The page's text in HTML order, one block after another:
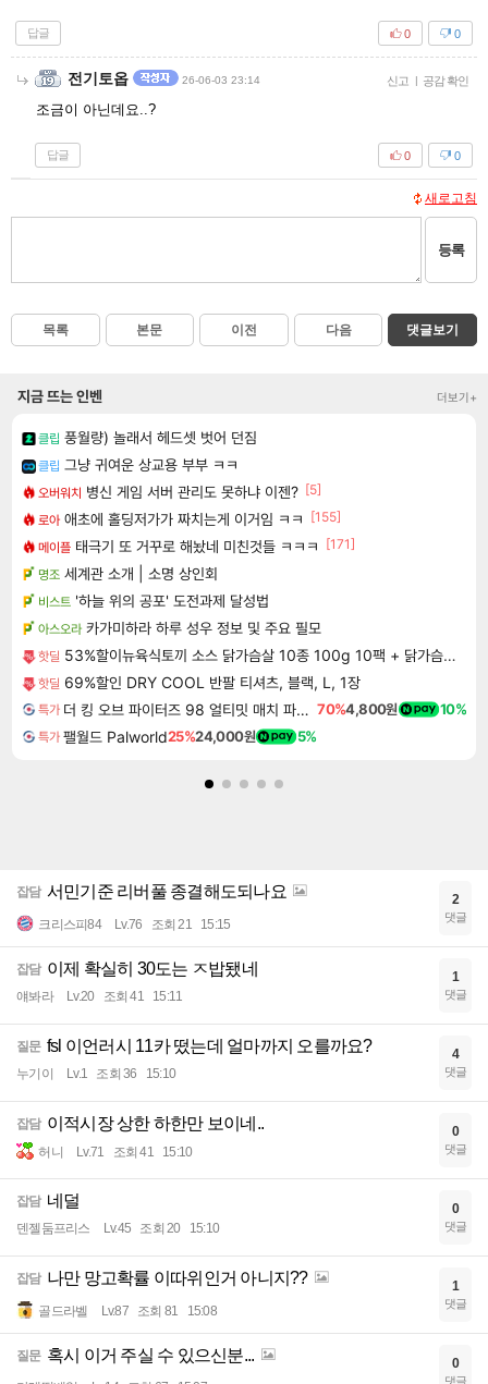
답글 0
0
전기토옵 26-06-03 23:14 신고 | 공감 확인
조금이 아닌데요..?
답글 0
0
새로고침
등록
목록 본문 이전 다음 댓글보기
지금 뜨는 인벤 더보기+
클립 풍월량) 놀래서 헤드셋 벗어 던짐
클립 그냥 귀여운 상교용 부부 ㅋㅋ
오버워치 병신 게임 서버 관리도 못하냐 이젠? [5]
로아 애초에 홀딩저가가 짜치는게 이거임 ㅋㅋ
[155]
메이플 태극기 또 거꾸로 해놨네 미친것들 ㅋㅋㅋ
[171]
명조 세계관 소개 | 소명 상인회
비스트 '하늘 위의 공포' 도전과제 달성법
아스오라 카가미하라 하루 성우 정보 및 주요 필모
핫딜 53%할이뉴육식토끼 소스 닭가슴살 10종 100g 10팩 + 닭가슴살 5종 100g 10팩 + 닭가슴살 소시지 5종 80g 10팩, 1세트
핫딜 69%할인 DRY COOL 반팔 티셔츠, 블랙, L, 1장
특가 더 킹 오브 파이터즈 98 얼티밋 매치 파이널 에디션 THE KING OF FIGHTERS 98 ULTIMATE MATCH FINAL EDITION 70%4,800원 10%
특가 팰월드 Palworld25%24,000원 5%
잡담 서민기준 리버풀 종결해도되나요
크리스피84 Lv.76 조회 21 15:15
2
댓글
잡담 이제 확실히 30도는 ㅈ밥됐네
얘봐라 Lv.20 조회 41 15:11
1
댓글
질문 fsl 이언러시 11카 떴는데 얼마까지 오를까요?
누기이 Lv.1 조회 36 15:10
4
댓글
잡담 이적시장 상한 하한만 보이네..
허니 Lv.71 조회 41 15:10
0
댓글
잡담 네덜
덴젤둠프리스 Lv.45 조회 20 15:10
0
댓글
잡담 나만 망고확률 이따위인거 아니지??
골드라벨 Lv.87 조회 81 15:08
1
댓글
질문 혹시 이거 주실 수 있으신분... 0
댓글